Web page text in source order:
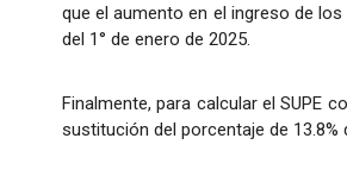
que el aumento en el ingreso de
del 1° de enero de 2025.
Finalmente, para calcular el SUPE
sustitución del porcentaje de 13.8%